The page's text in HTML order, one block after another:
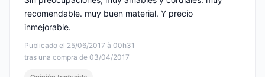
Publicado el 25/06/2017 à 00h31
tras una compra de 03/04/2017
recomendable. muy buen material. Y precio
inmejorable.